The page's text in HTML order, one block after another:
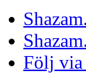
Följ via